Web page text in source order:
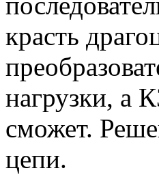
красть
нагрузки, а
сможет.
цепи.